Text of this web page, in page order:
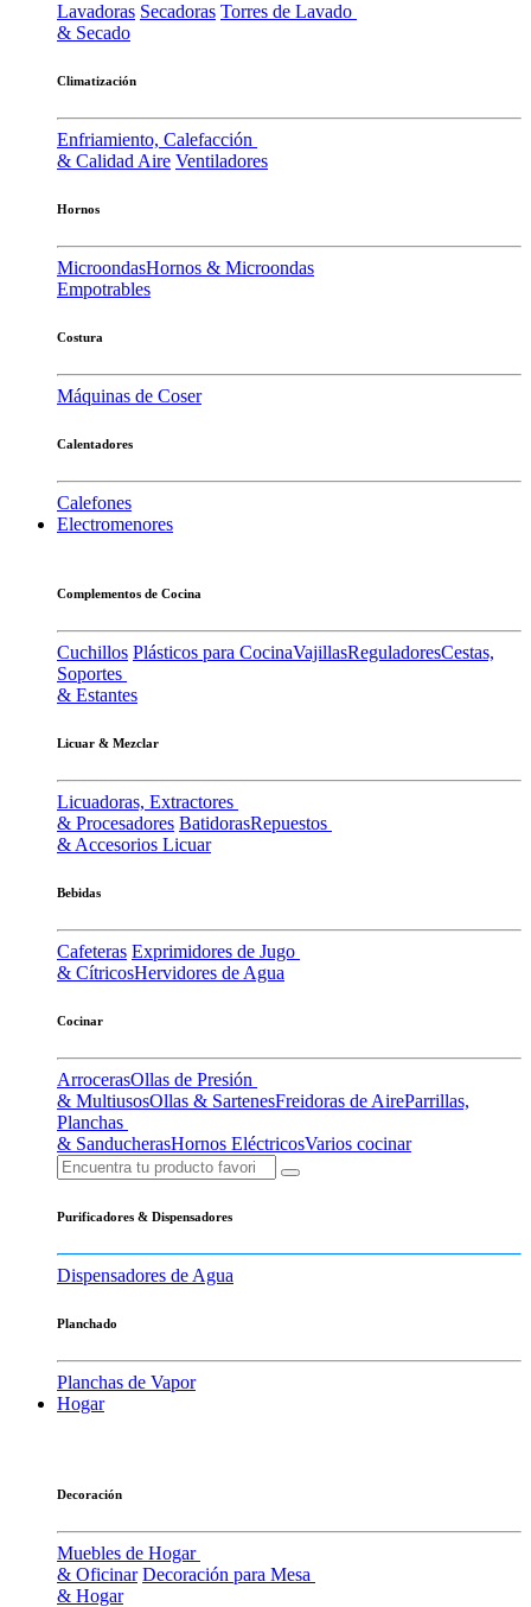
Lavadoras Secadoras Torres de Lavado
& Secado
Climatización
Enfriamiento, Calefacción
& Calidad Aire Ventiladores
Hornos
MicroondasHornos & Microondas
Empotrables
Costura
Máquinas de Coser
Calentadores
Calefones
Electromenores
Complementos de Cocina
Cuchillos Plásticos para CocinaVajillasReguladoresCestas,
Soportes
& Estantes
Licuar & Mezclar
Licuadoras, Extractores
& Procesadores BatidorasRepuestos
& Accesorios Licuar
Bebidas
Cafeteras Exprimidores de Jugo
& CítricosHervidores de Agua
Cocinar
ArrocerasOllas de Presión
& MultiusosOllas & SartenesFreidoras de AireParrillas,
Planchas
& SanducherasHornos EléctricosVarios cocinar
Purificadores & Dispensadores
Dispensadores de Agua
Planchado
Planchas de Vapor
Hogar
Decoración
Muebles de Hogar
& Oficinar Decoración para Mesa
& Hogar